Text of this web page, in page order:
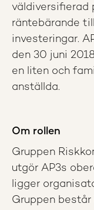
väldiversifierad
räntebärande
investeringar.
den 30 juni
en liten och
anställda.
Om rollen
Gruppen
utgör AP3s
ligger
Gruppen